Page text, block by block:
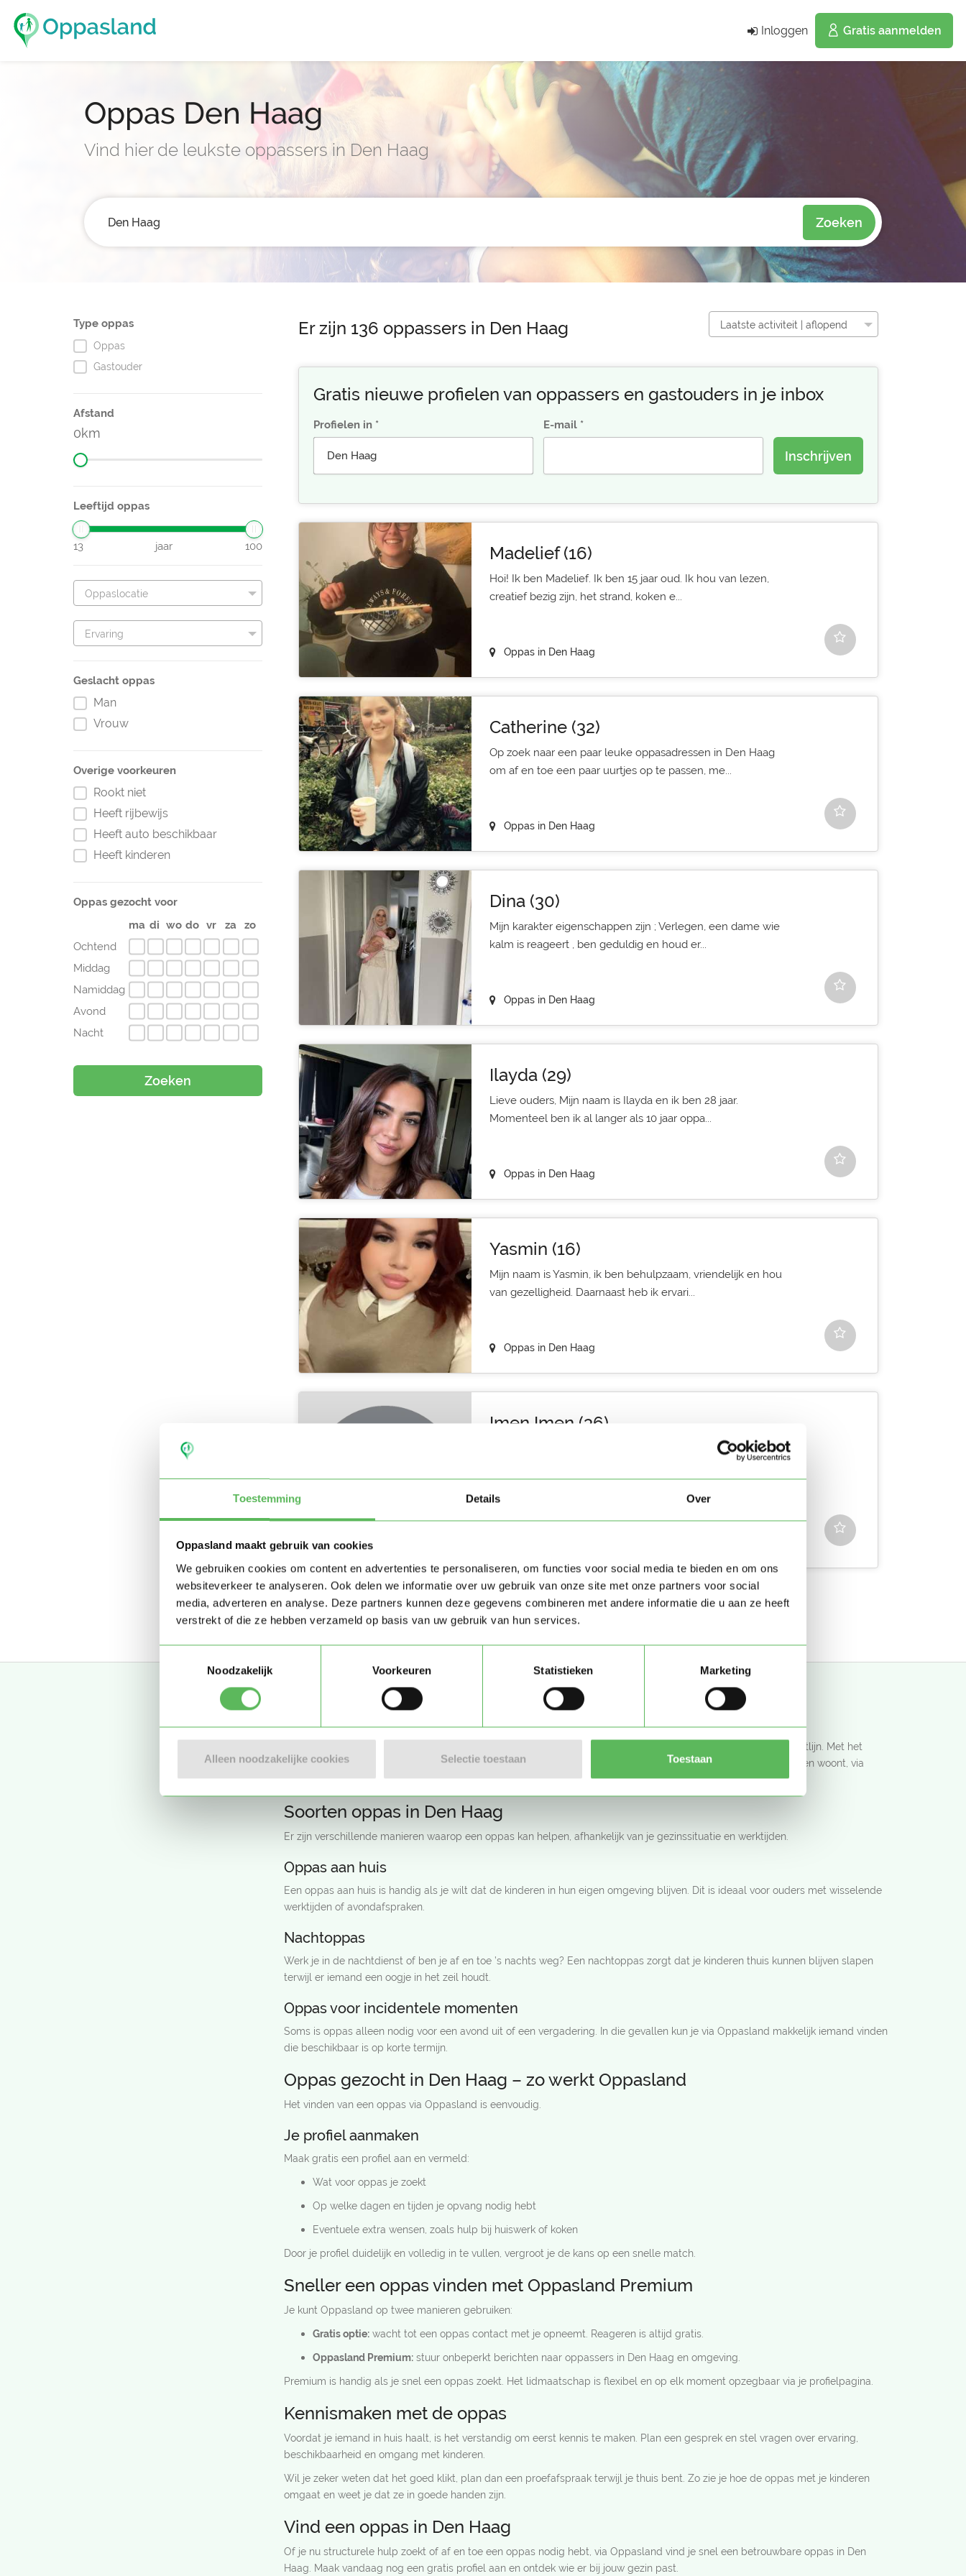
Toestemming Details Over
Oppasland maakt gebruik van cookies
We gebruiken cookies om content en advertenties te personaliseren, om functies voor social media te bieden en om ons
websiteverkeer te analyseren. Ook delen we informatie over uw gebruik van onze site met onze partners voor social
media, adverteren en analyse. Deze partners kunnen deze gegevens combineren met andere informatie die u aan ze heeft
verstrekt of die ze hebben verzameld op basis van uw gebruik van hun services.
Noodzakelijk
Voorkeuren Statistieken Marketing
Alleen noodzakelijke cookies Selectie toestaan Toestaan
Inloggen Gratis aanmelden
Oppas Den Haag
Vind hier de leukste oppassers in Den Haag
Zoeken
Type oppas
Oppas
Gastouder
Afstand
0
Leeftijd oppas
13 jaar 100
Oppaslocatie
Ervaring
Geslacht oppas
Man
Vrouw
Overige voorkeuren
Rookt niet
Heeft rijbewijs
Heeft auto beschikbaar
Heeft kinderen
Oppas gezocht voor
ma di wo do vr za
zo
Ochtend
Middag
Namiddag
Avond
Nacht
Zoeken
Er zijn 136 oppassers in Den Haag Laatste activiteit | aflopend
Gratis nieuwe profielen van oppassers en gastouders in je inbox
Profielen in E-mail
Inschrijven
Madelief (16)
Hoi! Ik ben Madelief. Ik ben 15 jaar oud. Ik hou van lezen,
creatief bezig zijn, het strand, koken e...
Oppas in Den Haag
Catherine (32)
Op zoek naar een paar leuke oppasadressen in Den Haag
om af en toe een paar uurtjes op te passen, me...
Oppas in Den Haag
Dina (30)
Mijn karakter eigenschappen zijn ; Verlegen, een dame wie
kalm is reageert , ben geduldig en houd er...
Oppas in Den Haag
Ilayda (29)
Lieve ouders, Mijn naam is Ilayda en ik ben 28 jaar.
Momenteel ben ik al langer als 10 jaar oppa...
Oppas in Den Haag
Yasmin (16)
Mijn naam is Yasmin, ik ben behulpzaam, vriendelijk en hou
van gezelligheid. Daarnaast heb ik ervari...
Oppas in Den Haag
Imen Imen (36)
Ik ben meid van 30 jaar woon in den haag ik zoek leuke
Oppas in Den Haag
…
Een oppas in Den Haag vinden
Den Haag is een stad met veel gezichten: het politieke hart van Nederland, een druk centrum en een lange kustlijn. Met het
groeiend aantal gezinnen is de vraag naar oppassers groot. Of je nu in het centrum, Scheveningen of Loosduinen woont, via
Oppasland vind je snel een betrouwbare oppas die past bij jouw gezin en planning.
Soorten oppas in Den Haag
Er zijn verschillende manieren waarop een oppas kan helpen, afhankelijk van je gezinssituatie en werktijden.
Oppas aan huis
Een oppas aan huis is handig als je wilt dat de kinderen in hun eigen omgeving blijven. Dit is ideaal voor ouders met wisselende
werktijden of avondafspraken.
Nachtoppas
Werk je in de nachtdienst of ben je af en toe ’s nachts weg? Een nachtoppas zorgt dat je kinderen thuis kunnen blijven slapen
terwijl er iemand een oogje in het zeil houdt.
Oppas voor incidentele momenten
Soms is oppas alleen nodig voor een avond uit of een vergadering. In die gevallen kun je via Oppasland makkelijk iemand vinden
die beschikbaar is op korte termijn.
Oppas gezocht in Den Haag – zo werkt Oppasland
Het vinden van een oppas via Oppasland is eenvoudig.
Je profiel aanmaken
Maak gratis een profiel aan en vermeld:
Wat voor oppas je zoekt
Op welke dagen en tijden je opvang nodig hebt
Eventuele extra wensen, zoals hulp bij huiswerk of koken
Door je profiel duidelijk en volledig in te vullen, vergroot je de kans op een snelle match.
Sneller een oppas vinden met Oppasland Premium
Je kunt Oppasland op twee manieren gebruiken:
Gratis optie:wacht tot een oppas contact met je opneemt. Reageren is altijd gratis.
Oppasland Premium:stuur onbeperkt berichten naar oppassers in Den Haag en omgeving.
Premium is handig als je snel een oppas zoekt. Het lidmaatschap is flexibel en op elk moment opzegbaar via je profielpagina.
Kennismaken met de oppas
Voordat je iemand in huis haalt, is het verstandig om eerst kennis te maken. Plan een gesprek en stel vragen over ervaring,
beschikbaarheid en omgang met kinderen.
Wil je zeker weten dat het goed klikt, plan dan een proefafspraak terwijl je thuis bent. Zo zie je hoe de oppas met je kinderen
omgaat en weet je dat ze in goede handen zijn.
Vind een oppas in Den Haag
Of je nu structurele hulp zoekt of af en toe een oppas nodig hebt, via Oppasland vind je snel een betrouwbare oppas in Den
Haag. Maak vandaag nog een gratis profiel aan en ontdek wie er bij jouw gezin past.